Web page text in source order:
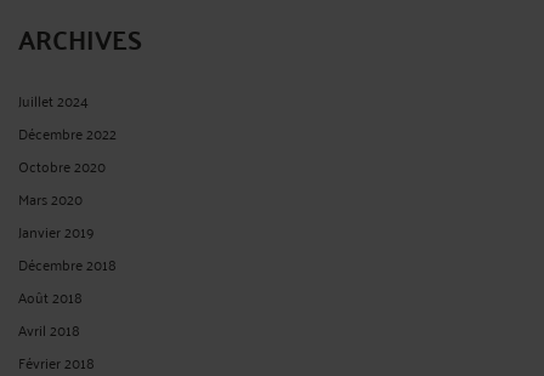
ARCHIVES
Juillet 2024
Décembre 2022
Octobre 2020
Mars 2020
Janvier 2019
Décembre 2018
Août 2018
Avril 2018
Février 2018